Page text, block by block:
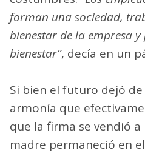
forman una sociedad,
bienestar de la empresa
bienestar”, decía en un
Si bien el futuro dejó
armonía que
que la firma se vendió
madre permaneció en